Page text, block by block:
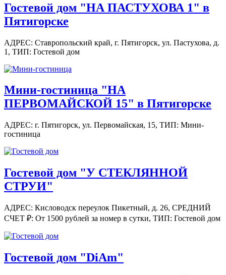
Гостевой дом "НА ПАСТУХОВА 1" в
Пятигорске
АДРЕС: Ставропольский край, г. Пятигорск, ул. Пастухова, д.
1, ТИП: Гостевой дом
Мини-гостиница "НА
ПЕРВОМАЙСКОЙ 15" в Пятигорске
АДРЕС: г. Пятигорск, ул. Первомайская, 15, ТИП: Мини-
гостиница
Гостевой дом "У СТЕКЛЯННОЙ
СТРУИ"
АДРЕС: Кисловодск переулок Пикетный, д. 26, СРЕДНИЙ
СЧЕТ ₽: От 1500 рублей за номер в сутки, ТИП: Гостевой дом
Гостевой дом "DiAm"